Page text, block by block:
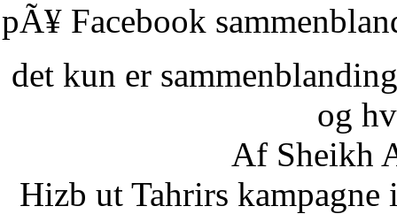
pÃ¥ Facebook
det kun er
og
Af Sheikh
Hizb ut Tahrirs